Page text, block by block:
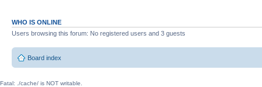
WHO IS ONLINE
Users browsing this forum: No registered users and 3 guests
Board index
Fatal: ./cache/ is NOT writable.